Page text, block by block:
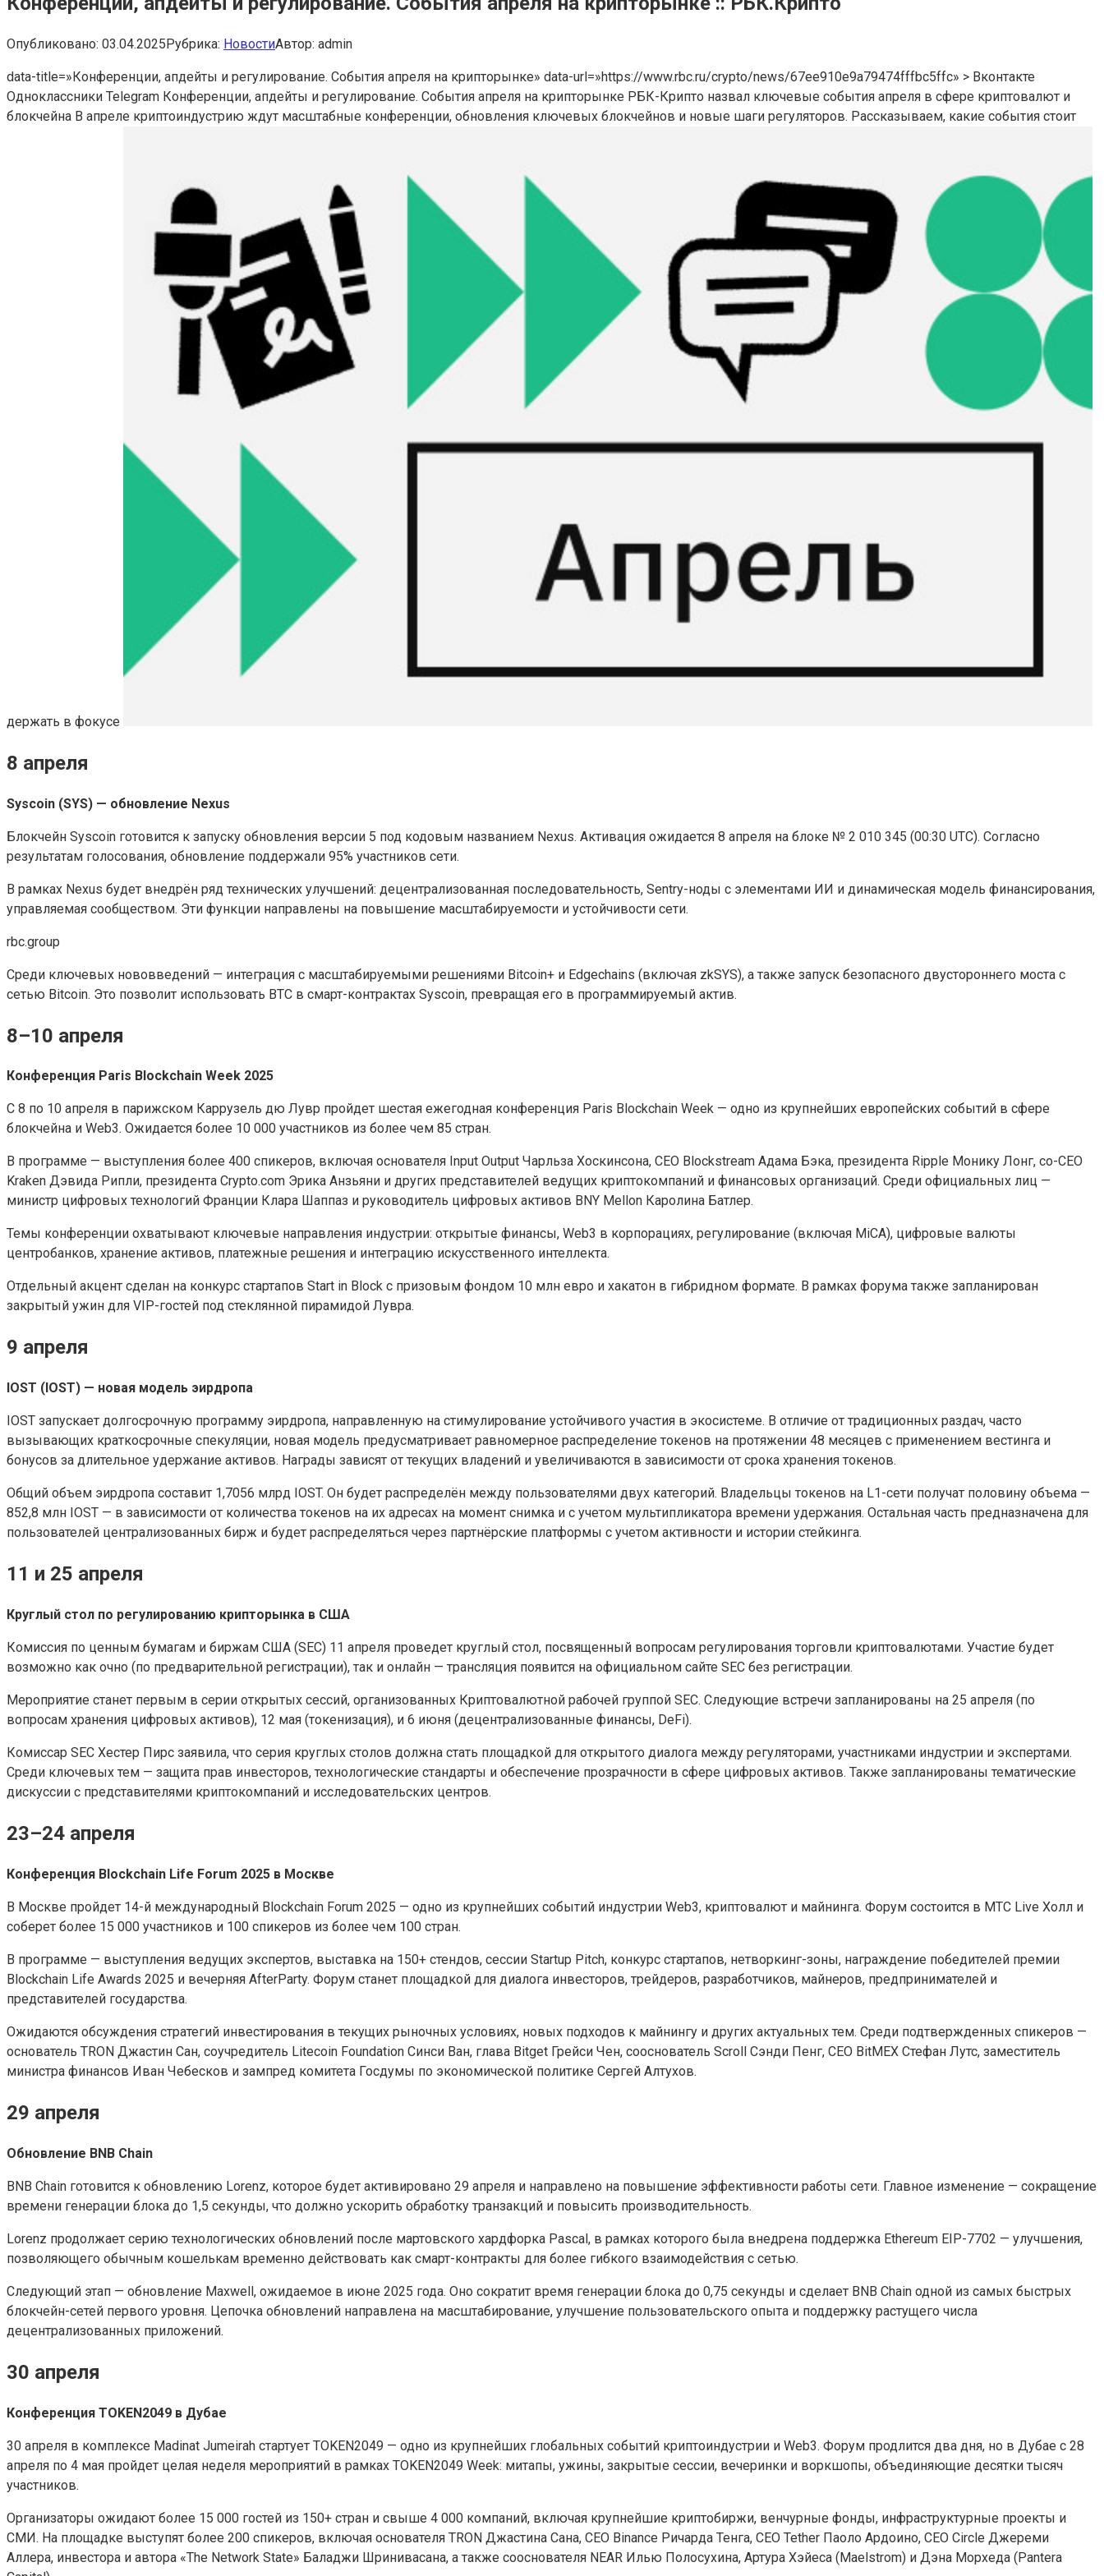
Опубликовано: 03.04.2025Рубрика: НовостиАвтор: admin
data-title=»Конференции, апдейты и регулирование. События апреля на крипторынке» data-url=»https://www.rbc.ru/crypto/news/67ee910e9a79474fffbc5ffc» > Вконтакте
Одноклассники Telegram Конференции, апдейты и регулирование. События апреля на крипторынке РБК-Крипто назвал ключевые события апреля в сфере криптовалют и
блокчейна В апреле криптоиндустрию ждут масштабные конференции, обновления ключевых блокчейнов и новые шаги регуляторов. Рассказываем, какие события стоит
держать в фокусе
8 апреля
Syscoin (SYS) — обновление Nexus
Блокчейн Syscoin готовится к запуску обновления версии 5 под кодовым названием Nexus. Активация ожидается 8 апреля на блоке № 2 010 345 (00:30 UTC). Согласно
результатам голосования, обновление поддержали 95% участников сети.
В рамках Nexus будет внедрён ряд технических улучшений: децентрализованная последовательность, Sentry-ноды с элементами ИИ и динамическая модель финансирования,
управляемая сообществом. Эти функции направлены на повышение масштабируемости и устойчивости сети.
rbc.group
Среди ключевых нововведений — интеграция с масштабируемыми решениями Bitcoin+ и Edgechains (включая zkSYS), а также запуск безопасного двустороннего моста с
сетью Bitcoin. Это позволит использовать BTC в смарт-контрактах Syscoin, превращая его в программируемый актив.
8–10 апреля
Конференция Paris Blockchain Week 2025
С 8 по 10 апреля в парижском Каррузель дю Лувр пройдет шестая ежегодная конференция Paris Blockchain Week — одно из крупнейших европейских событий в сфере
блокчейна и Web3. Ожидается более 10 000 участников из более чем 85 стран.
В программе — выступления более 400 спикеров, включая основателя Input Output Чарльза Хоскинсона, CEO Blockstream Адама Бэка, президента Ripple Монику Лонг, со-CEO
Kraken Дэвида Рипли, президента Crypto.com Эрика Анзьяни и других представителей ведущих криптокомпаний и финансовых организаций. Среди официальных лиц —
министр цифровых технологий Франции Клара Шаппаз и руководитель цифровых активов BNY Mellon Каролина Батлер.
Темы конференции охватывают ключевые направления индустрии: открытые финансы, Web3 в корпорациях, регулирование (включая MiCA), цифровые валюты
центробанков, хранение активов, платежные решения и интеграцию искусственного интеллекта.
Отдельный акцент сделан на конкурс стартапов Start in Block с призовым фондом 10 млн евро и хакатон в гибридном формате. В рамках форума также запланирован
закрытый ужин для VIP-гостей под стеклянной пирамидой Лувра.
9 апреля
IOST (IOST) — новая модель эирдропа
IOST запускает долгосрочную программу эирдропа, направленную на стимулирование устойчивого участия в экосистеме. В отличие от традиционных раздач, часто
вызывающих краткосрочные спекуляции, новая модель предусматривает равномерное распределение токенов на протяжении 48 месяцев с применением вестинга и
бонусов за длительное удержание активов. Награды зависят от текущих владений и увеличиваются в зависимости от срока хранения токенов.
Общий объем эирдропа составит 1,7056 млрд IOST. Он будет распределён между пользователями двух категорий. Владельцы токенов на L1-сети получат половину объема —
852,8 млн IOST — в зависимости от количества токенов на их адресах на момент снимка и с учетом мультипликатора времени удержания. Остальная часть предназначена для
пользователей централизованных бирж и будет распределяться через партнёрские платформы с учетом активности и истории стейкинга.
11 и 25 апреля
Круглый стол по регулированию крипторынка в США
Комиссия по ценным бумагам и биржам США (SEC) 11 апреля проведет круглый стол, посвященный вопросам регулирования торговли криптовалютами. Участие будет
возможно как очно (по предварительной регистрации), так и онлайн — трансляция появится на официальном сайте SEC без регистрации.
Мероприятие станет первым в серии открытых сессий, организованных Криптовалютной рабочей группой SEC. Следующие встречи запланированы на 25 апреля (по
вопросам хранения цифровых активов), 12 мая (токенизация), и 6 июня (децентрализованные финансы, DeFi).
Комиссар SEC Хестер Пирс заявила, что серия круглых столов должна стать площадкой для открытого диалога между регуляторами, участниками индустрии и экспертами.
Среди ключевых тем — защита прав инвесторов, технологические стандарты и обеспечение прозрачности в сфере цифровых активов. Также запланированы тематические
дискуссии с представителями криптокомпаний и исследовательских центров.
23–24 апреля
Конференция Blockchain Life Forum 2025 в Москве
В Москве пройдет 14-й международный Blockchain Forum 2025 — одно из крупнейших событий индустрии Web3, криптовалют и майнинга. Форум состоится в МТС Live Холл и
соберет более 15 000 участников и 100 спикеров из более чем 100 стран.
В программе — выступления ведущих экспертов, выставка на 150+ стендов, сессии Startup Pitch, конкурс стартапов, нетворкинг-зоны, награждение победителей премии
Blockchain Life Awards 2025 и вечерняя AfterParty. Форум станет площадкой для диалога инвесторов, трейдеров, разработчиков, майнеров, предпринимателей и
представителей государства.
Ожидаются обсуждения стратегий инвестирования в текущих рыночных условиях, новых подходов к майнингу и других актуальных тем. Среди подтвержденных спикеров —
основатель TRON Джастин Сан, соучредитель Litecoin Foundation Синси Ван, глава Bitget Грейси Чен, сооснователь Scroll Сэнди Пенг, CEO BitMEX Стефан Лутс, заместитель
министра финансов Иван Чебесков и зампред комитета Госдумы по экономической политике Сергей Алтухов.
29 апреля
Обновление BNB Chain
BNB Chain готовится к обновлению Lorenz, которое будет активировано 29 апреля и направлено на повышение эффективности работы сети. Главное изменение — сокращение
времени генерации блока до 1,5 секунды, что должно ускорить обработку транзакций и повысить производительность.
Lorenz продолжает серию технологических обновлений после мартовского хардфорка Pascal, в рамках которого была внедрена поддержка Ethereum EIP-7702 — улучшения,
позволяющего обычным кошелькам временно действовать как смарт-контракты для более гибкого взаимодействия с сетью.
Следующий этап — обновление Maxwell, ожидаемое в июне 2025 года. Оно сократит время генерации блока до 0,75 секунды и сделает BNB Chain одной из самых быстрых
блокчейн-сетей первого уровня. Цепочка обновлений направлена на масштабирование, улучшение пользовательского опыта и поддержку растущего числа
децентрализованных приложений.
30 апреля
Конференция TOKEN2049 в Дубае
30 апреля в комплексе Madinat Jumeirah стартует TOKEN2049 — одно из крупнейших глобальных событий криптоиндустрии и Web3. Форум продлится два дня, но в Дубае с 28
апреля по 4 мая пройдет целая неделя мероприятий в рамках TOKEN2049 Week: митапы, ужины, закрытые сессии, вечеринки и воркшопы, объединяющие десятки тысяч
участников.
Организаторы ожидают более 15 000 гостей из 150+ стран и свыше 4 000 компаний, включая крупнейшие криптобиржи, венчурные фонды, инфраструктурные проекты и
СМИ. На площадке выступят более 200 спикеров, включая основателя TRON Джастина Сана, CEO Binance Ричарда Тенга, CEO Tether Паоло Ардоино, CEO Circle Джереми
Аллера, инвестора и автора «The Network State» Баладжи Шринивасана, а также сооснователя NEAR Илью Полосухина, Артура Хэйеса (Maelstrom) и Дэна Морхеда (Pantera